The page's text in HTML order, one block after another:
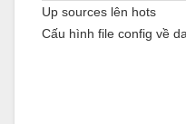
Up sources lên hots
Cấu hình file config về